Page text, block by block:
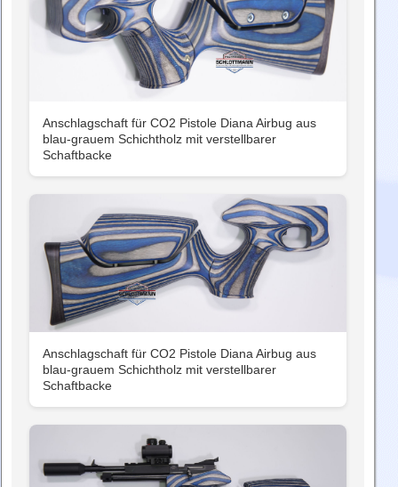
Anschlagschaft für CO2 Pistole Diana Airbug aus
blau-grauem Schichtholz mit verstellbarer
Schaftbacke
Anschlagschaft für CO2 Pistole Diana Airbug aus
blau-grauem Schichtholz mit verstellbarer
Schaftbacke